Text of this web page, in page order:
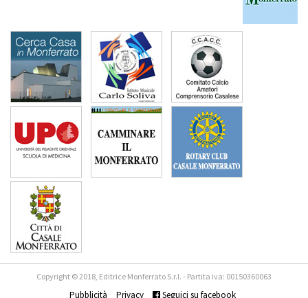
Copyright © 2018, Editrice Monferrato S.r.l. - Partita iva: 00150360063
Pubblicità Privacy Seguici su facebook